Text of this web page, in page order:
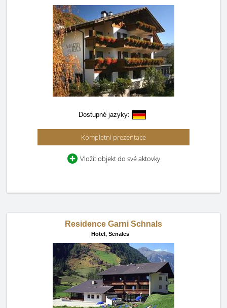
Dostupné jazyky:
Kompletní prezentace
Vložit objekt do své aktovky
Residence Garni Schnals
Hotel, Senales